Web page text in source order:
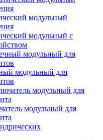
модульный
модульный с
модульный для
модульный для